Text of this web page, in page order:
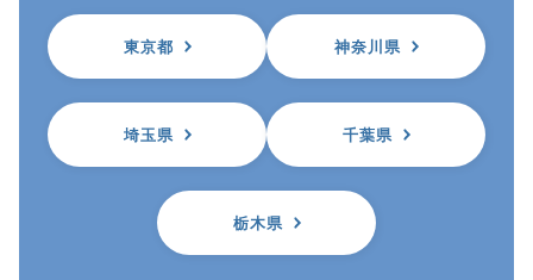
東京都 神奈川県
埼玉県 千葉県
栃木県